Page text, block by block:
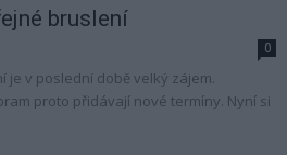
bruslení
0
je v poslední době velký zájem.
proto přidávají nové termíny. Nyní si